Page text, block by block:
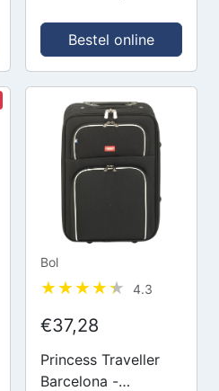
32.5 x 23 cm) -
Black
Bestel online
Bol
4.3
€37,28
Princess Traveller
Barcelona -